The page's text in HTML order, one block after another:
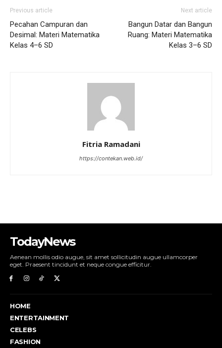
Previous article
Pecahan Campuran dan
Desimal: Materi Matematika
Kelas 4–6 SD
Next article
Bangun Datar dan Bangun
Ruang: Materi Matematika
Kelas 3–6 SD
Fitria Ramadani
https://contekan.web.id/
TodayNews
Aenean mollis odio augue, sit amet sollicitudin augue ullamcorper
eget. Praesent tincidunt et neque congue efficitur.
HOME
ENTERTAINMENT
CELEBS
FASHION